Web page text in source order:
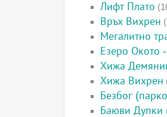
Лифт Плато
Връх Вихрен
Мегалитно
Езеро Окото
Хижа
Хижа Вихрен
Безбог
Баюви Дупки